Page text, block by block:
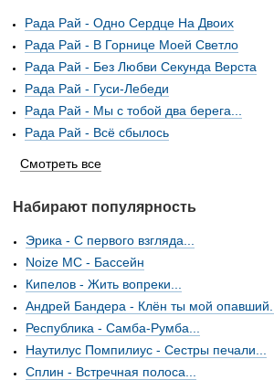
Рада Рай - Одно Сердце На Двоих
Рада Рай - В Горнице Моей Светло
Рада Рай - Без Любви Секунда Верста
Рада Рай - Гуси-Лебеди
Рада Рай - Мы с тобой два берега...
Рада Рай - Всё сбылось
Смотреть все
Набирают популярность
Эрика - С первого взгляда...
Noize MC - Бассейн
Кипелов - Жить вопреки...
Андрей Бандера - Клён ты мой опавший...
Республика - Самба-Румба...
Наутилус Помпилиус - Сестры печали...
Сплин - Встречная полоса...